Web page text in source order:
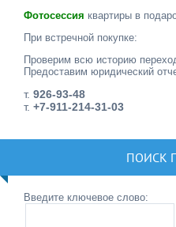
Фотосессия квартиры в
При встречной покупке:
Проверим всю историю
Предоставим юридический
т. 926-93-48
т. +7-911-214-31-03
ПОИСК
Введите ключевое слово: